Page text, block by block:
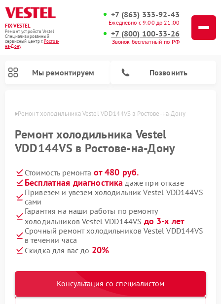
FIX-VESTEL
Ремонт устройств Vestel
Специализированный
cервисный центр г.Ростов-
на-Дону
+7 (863) 333-92-43
Ежедневно с 9:00 до 21:00
+7 (800) 100-33-26
Звонок бесплатный по РФ
Мы ремонтируем Позвонить
Ремонт холодильника Vestel VDD144VS в Ростове-на-Дону
Ремонт холодильника Vestel
VDD144VS в Ростове-на-Дону
Стоимость ремонта от 480 руб.
Бесплатная диагностика даже при отказе
Привезем и увезем холодильник Vestel VDD144VS
сами
Гарантия на наши работы по ремонту
холодильников Vestel VDD144VS до 3-х лет
Срочный ремонт холодильников Vestel VDD144VS
в течении часа
Скидка для вас до 20%
Консультация со специалистом